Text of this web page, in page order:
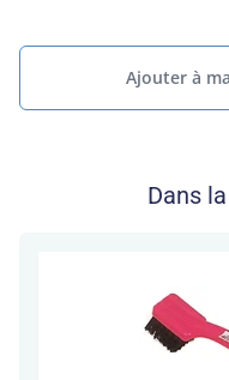
Ajouter à
Dans